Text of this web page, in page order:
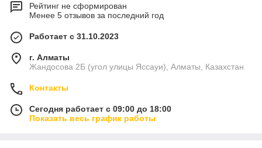
Рейтинг не сформирован
Менее 5 отзывов за последний год
Работает с 31.10.2023
г. Алматы
Жандосова 2Б (угол улицы Яссауи), Алматы, Казахстан
Контакты
Сегодня работает с 09:00 до 18:00
Показать весь график работы